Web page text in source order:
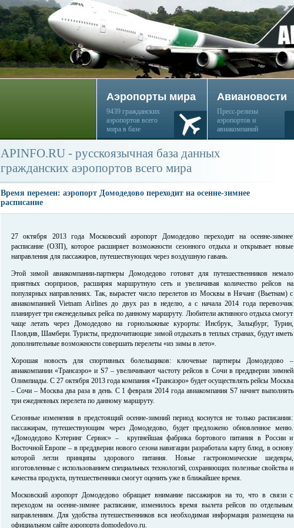
Аэропорты мира
9439 гражданских
аэропортов всего
мира в базе
Авиановости
Пресс-релизы
аэропортов и
авиакомпаний
APINFO.RU - русскоязычная база данных
гражданских аэропортов всего мира
Время перемен: аэропорт Домодедово переходит на осенне-зимнее
расписание
27 октября 2013 года Московский аэропорт Домодедово переходит на осенне-зимнее
расписание (ОЗП), которое расширяет возможности сезонного отдыха и открывает новые
направления для пассажиров, путешествующих через воздушную гавань.
Этой зимой авиакомпании-партнеры Домодедово готовят для путешественников немало
приятных сюрпризов, расширяя маршрутную сеть и увеличивая количество рейсов на
популярных направлениях. Так, вырастет число перелетов из Москвы в Нячанг (Вьетнам) с
авиакомпанией Vietnam Airlines до двух раз в неделю, а с начала 2014 года перевозчик
планирует три еженедельных рейса по данному маршруту. Любители активного отдыха смогут
чаще летать через Домодедово на горнолыжные курорты: Инсбрук, Зальцбург, Турин,
Пловдив, Шамбери. Туристы, предпочитающие зимой отдыхать в теплых странах, будут иметь
дополнительные возможности совершать перелеты «из зимы в лето».
Хорошая новость для спортивных болельщиков: ключевые партнеры Домодедово –
авиакомпании «Трансаэро» и S7 – увеличивают частоту рейсов в Сочи в преддверии зимней
Олимпиады. С 27 октября 2013 года компания «Трансаэро» будет осуществлять рейсы Москва
– Сочи – Москва два раза в день. С 1 февраля 2014 года авиакомпания S7 начнет выполнять
три ежедневных перелета по данному маршруту.
Сезонные изменения в предстоящий осенне-зимний период коснутся не только расписания:
пассажирам, путешествующим через Домодедово, будет предложено обновленное меню.
«Домодедово Кэтеринг Сервис» – крупнейшая фабрика бортового питания в России и
Восточной Европе – в преддверии нового сезона навигации разработала карту блюд, в основу
которой легли принципы здорового питания. Новые гастрономические шедевры,
изготовленные с использованием специальных технологий, сохраняющих полезные свойства и
качества продукта, путешественники смогут оценить уже в ближайшее время.
Московский аэропорт Домодедово обращает внимание пассажиров на то, что в связи с
переходом на осенне-зимнее расписание, изменилось время вылета рейсов по отдельным
направлениям. Для удобства путешественников вся необходимая информация размещена на
официальном сайте аэропорта domodedovo.ru.